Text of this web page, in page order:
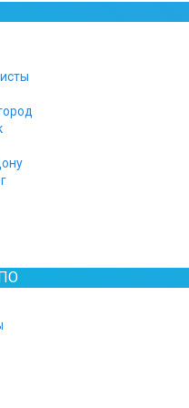
телефония для
и цифровая, и
важным моментом
своего
свою мини
малый бизнес
средствами — средний
к телефонной сети есть